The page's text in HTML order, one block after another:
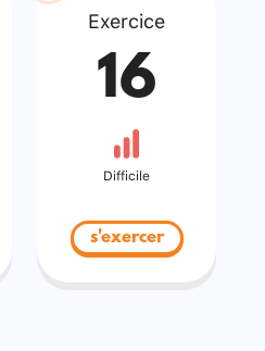
Exercice
16
Difficile
s'exercer